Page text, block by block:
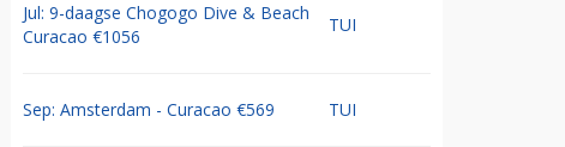
Jul: 9-daagse Chogogo Dive & Beach
Curacao €1056
TUI
Sep: Amsterdam - Curacao €569 TUI